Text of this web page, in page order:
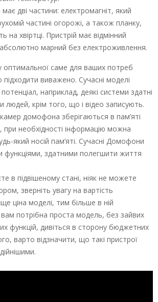
дві частини: електромагніт, який
частині огорожі, а також планку,
на хвіртці. Пристрій має відмінний
марний без електроживлення.
саме для ваших потреб
підходити виважено. Сучасні моделі
наприклад, деякі системи здатні
людей, крім того, що і відео записують.
домофона зберігаються в пам’яті
при необхідності інформацію можна
який носій пам’яті. Сучасні Домофони
функціями, здатними полегшити життя
в підвішеному стані, ніяк не можете
зверніть увагу на вартість
ціна моделі, тим більше в ній
потрібна проста модель, без зайвих
функцій, дивіться в сторону бюджетних
варто відзначити, що такі пристрої